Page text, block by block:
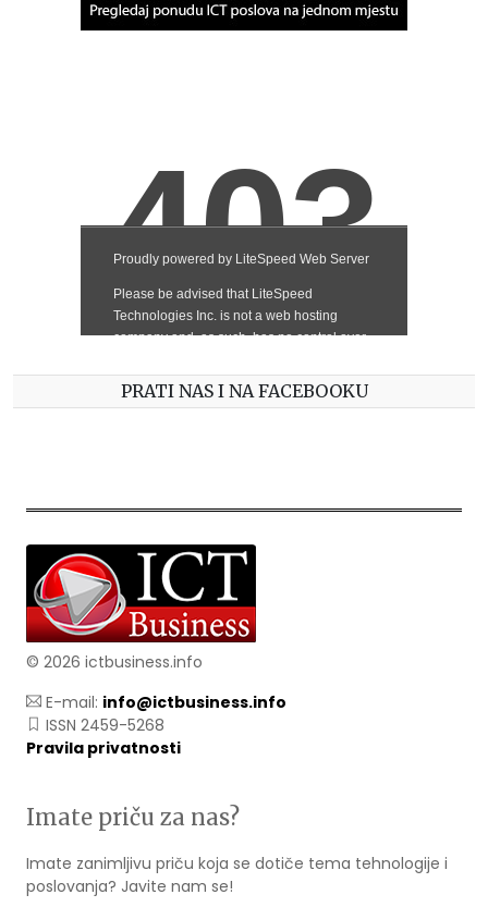
PRATI NAS I NA FACEBOOKU
© 2026 ictbusiness.info
E-mail: info@ictbusiness.info
ISSN 2459-5268
Pravila privatnosti
Imate priču za nas?
Imate zanimljivu priču koja se dotiče tema tehnologije i
poslovanja? Javite nam se!